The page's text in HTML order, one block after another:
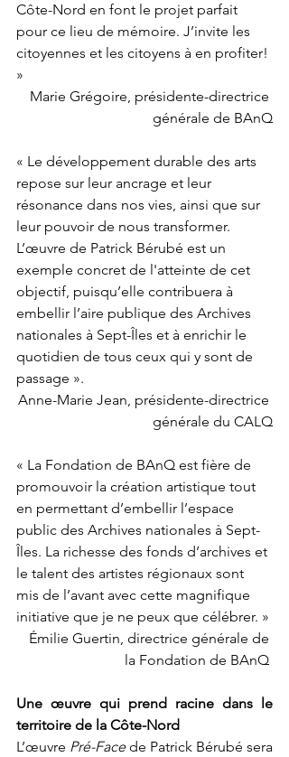
Côte-Nord en font le projet parfait
pour ce lieu de mémoire. J’invite les
citoyennes et les citoyens à en profiter!
»
Marie Grégoire, présidente-directrice
générale de BAnQ
« Le développement durable des arts
repose sur leur ancrage et leur
résonance dans nos vies, ainsi que sur
leur pouvoir de nous transformer.
L’œuvre de Patrick Bérubé est un
exemple concret de l'atteinte de cet
objectif, puisqu’elle contribuera à
embellir l’aire publique des Archives
nationales à Sept-Îles et à enrichir le
quotidien de tous ceux qui y sont de
passage ».
Anne-Marie Jean, présidente-directrice
générale du CALQ
« La Fondation de BAnQ est fière de
promouvoir la création artistique tout
en permettant d’embellir l’espace
public des Archives nationales à Sept-
Îles. La richesse des fonds d’archives et
le talent des artistes régionaux sont
mis de l’avant avec cette magnifique
initiative que je ne peux que célébrer. »
Émilie Guertin, directrice générale de
la Fondation de BAnQ
Une œuvre qui prend racine dans le
territoire de la Côte-Nord
L’œuvre Pré-Face de Patrick Bérubé sera